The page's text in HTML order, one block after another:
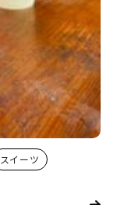
スイーツ